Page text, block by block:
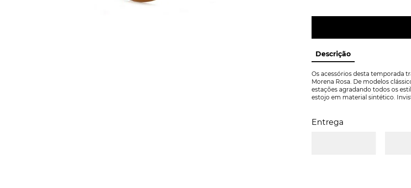
Descrição
Os acessórios desta temporada
Morena Rosa. De modelos
estações agradando todos os
estojo em material sintético.
Entrega